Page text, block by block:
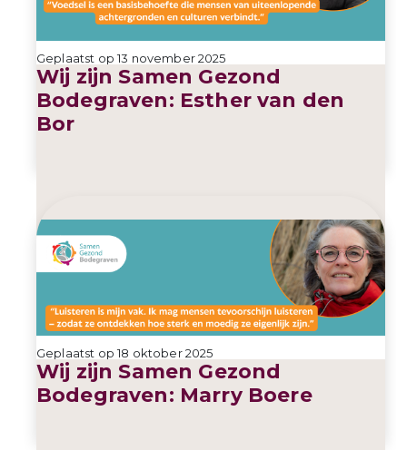
Geplaatst op 13 november 2025
Wij zijn Samen Gezond
Bodegraven: Esther van den
Bor
Geplaatst op 18 oktober 2025
Wij zijn Samen Gezond
Bodegraven: Marry Boere